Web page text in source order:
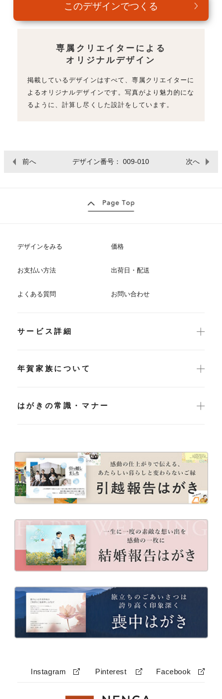
専属クリエイターによる
オリジナルデザイン
掲載しているデザインはすべて、専属クリエイターに
よるオリジナルデザインです。写真がより魅力的にな
るように、計算し尽くした設計をしています。
前へ デザイン番号： 009-010 次へ
デザインをみる 価格
お支払い方法 出荷日・配送
よくある質問 お問い合わせ
サービス詳細
年賀家族について
はがきの常識・マナー
Instagram Pinterest Facebook